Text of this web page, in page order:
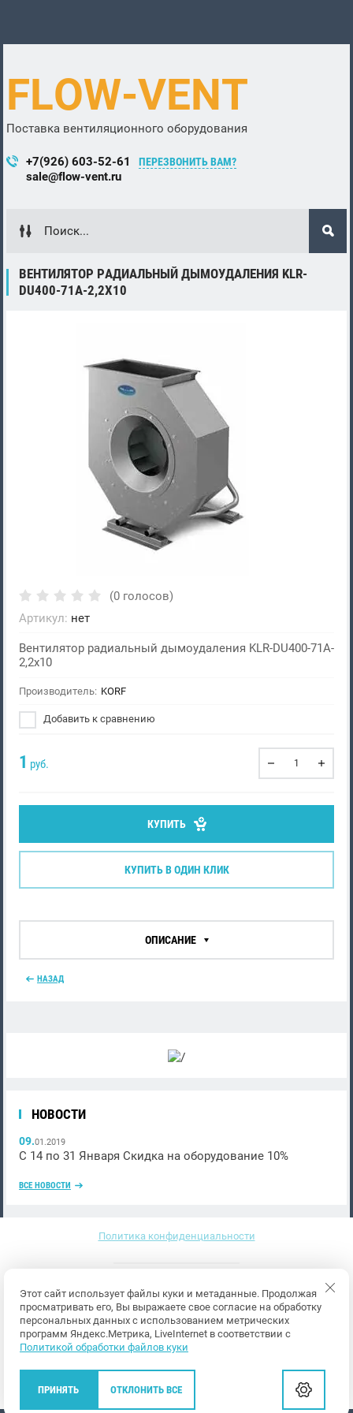
FLOW-VENT
Поставка вентиляционного оборудования
+7(926) 603-52-61
sale@flow-vent.ru
ПЕРЕЗВОНИТЬ ВАМ?
НОВОСТИ
09.01.2019
С 14 по 31 Января Скидка на оборудование 10%
ВСЕ НОВОСТИ
ВЕНТИЛЯТОР РАДИАЛЬНЫЙ ДЫМОУДАЛЕНИЯ KLR-
DU400-71A-2,2Х10
(0 голосов)
Артикул: нет
Вентилятор радиальный дымоудаления KLR-DU400-71A-
2,2х10
Производитель: KORF
Добавить к сравнению
1 руб.
КУПИТЬ
КУПИТЬ В ОДИН КЛИК
ОПИСАНИЕ
НАЗАД
Политика конфиденциальности
Мегагрупп.ру
Этот сайт использует файлы куки и метаданные. Продолжая
просматривать его, Вы выражаете свое согласие на обработку
персональных данных с использованием метрических
программ Яндекс.Метрика, LiveInternet в соответствии с
Политикой обработки файлов куки
ПРИНЯТЬ ОТКЛОНИТЬ ВСЕ